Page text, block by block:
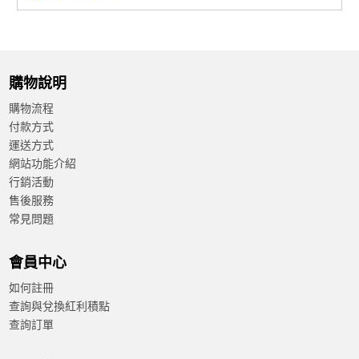
購物說明
購物流程
付款方式
運送方式
網站功能介紹
行銷活動
售後服務
常見問題
會員中心
如何註冊
查詢與兌換紅利積點
查詢訂單